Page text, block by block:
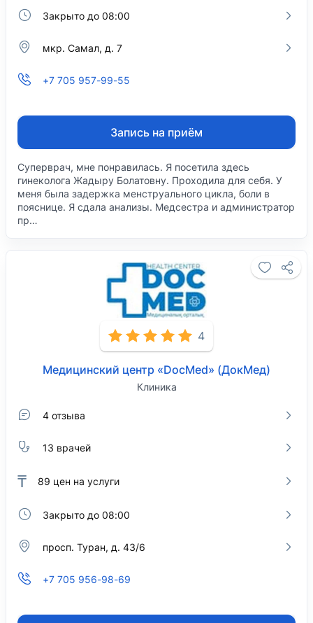
Закрыто до 08:00
мкр. Самал, д. 7
+7 705 957-99-55
Запись на приём
Суперврач, мне понравилась. Я посетила здесь
гинеколога Жадыру Болатовну. Проходила для себя. У
меня была задержка менструального цикла, боли в
пояснице. Я сдала анализы. Медсестра и администратор
пр…
4
Медицинский центр «DocMed» (ДокМед)
Клиника
4 отзыва
13 врачей
₸ 89 цен на услуги
Закрыто до 08:00
просп. Туран, д. 43/6
+7 705 956-98-69